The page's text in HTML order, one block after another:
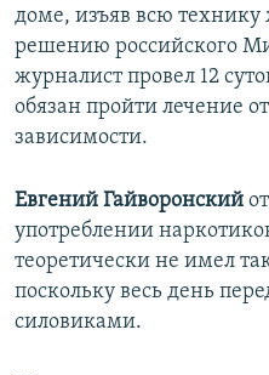
доме, изъяв всю технику
решению российского
журналист провел 12
обязан пройти лечение
зависимости.
Евгений Гайворонский
употреблении
теоретически не имел
поскольку весь день
силовиками.